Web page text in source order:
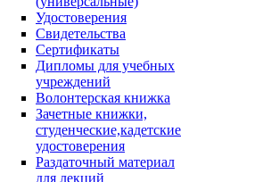
Удостоверения
Свидетельства
Сертификаты
Дипломы для учебных
учреждений
Волонтерская книжка
Зачетные книжки,
студенческие,кадетские
удостоверения
Раздаточный материал
для лекций